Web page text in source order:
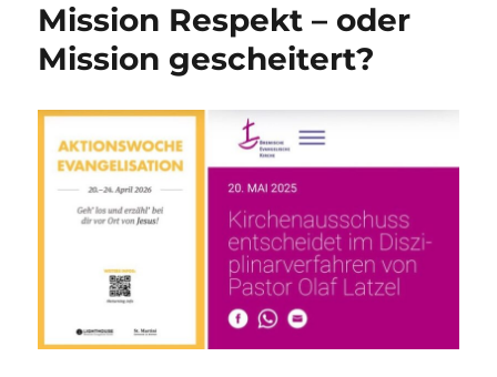
Mission Respekt – oder
Mission gescheitert?